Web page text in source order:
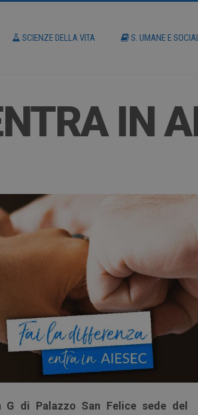
SCIENZE DELLA VITA S. UMANE E
IN
G di Palazzo San Felice sede del